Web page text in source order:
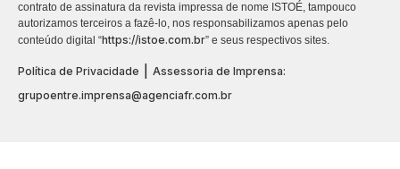
contrato de assinatura da revista impressa de nome ISTOÉ, tampouco
autorizamos terceiros a fazê-lo, nos responsabilizamos apenas pelo
conteúdo digital “https://istoe.com.br” e seus respectivos sites.
Política de Privacidade
Assessoria de Imprensa:
grupoentre.imprensa@agenciafr.com.br